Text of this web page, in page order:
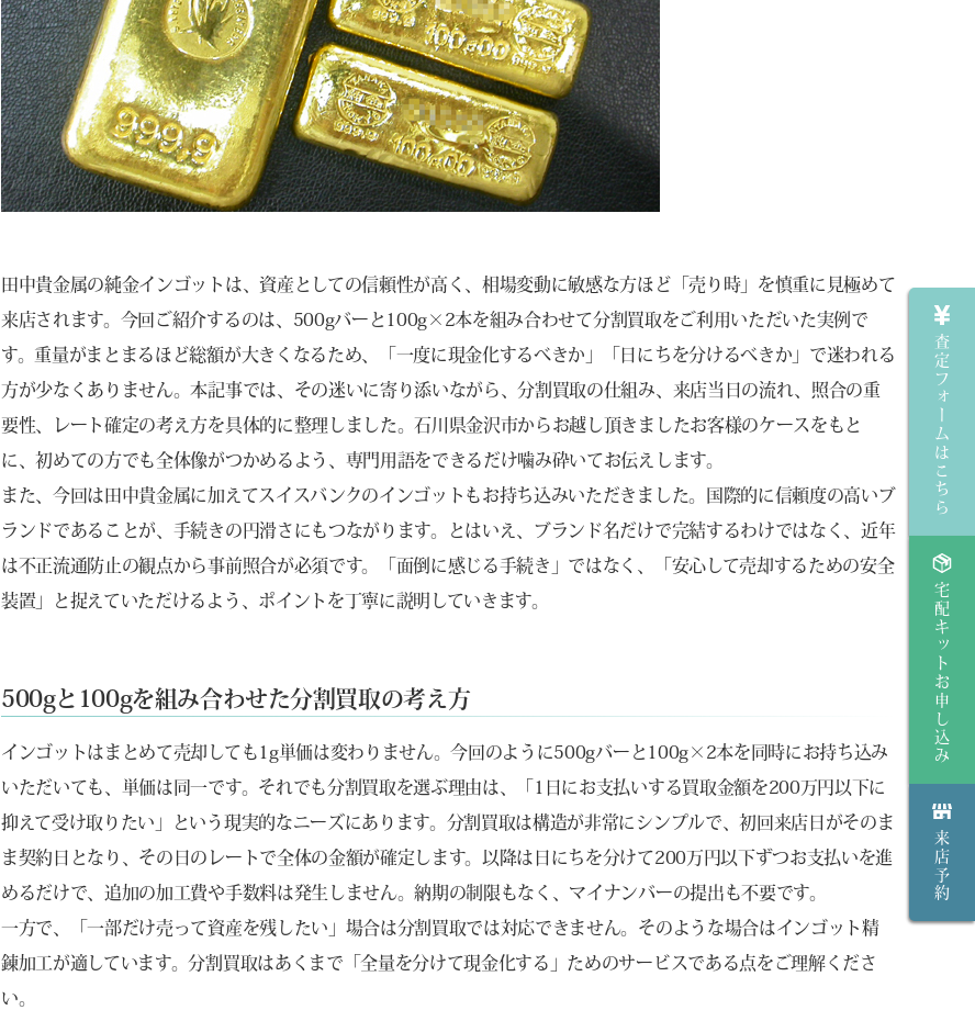
田中貴金属の純金インゴットは、資産としての信頼性が高く、相場変動に敏感な方ほど「売り時」を慎重に見極めて
来店されます。今回ご紹介するのは、500gバーと100g×2本を組み合わせて分割買取をご利用いただいた実例で
す。重量がまとまるほど総額が大きくなるため、「一度に現金化するべきか」「日にちを分けるべきか」で迷われる
方が少なくありません。本記事では、その迷いに寄り添いながら、分割買取の仕組み、来店当日の流れ、照合の重
要性、レート確定の考え方を具体的に整理しました。石川県金沢市からお越し頂きましたお客様のケースをもと
に、初めての方でも全体像がつかめるよう、専門用語をできるだけ噛み砕いてお伝えします。
また、今回は田中貴金属に加えてスイスバンクのインゴットもお持ち込みいただきました。国際的に信頼度の高いブ
ランドであることが、手続きの円滑さにもつながります。とはいえ、ブランド名だけで完結するわけではなく、近年
は不正流通防止の観点から事前照合が必須です。「面倒に感じる手続き」ではなく、「安心して売却するための安全
装置」と捉えていただけるよう、ポイントを丁寧に説明していきます。
500gと100gを組み合わせた分割買取の考え方
インゴットはまとめて売却しても1g単価は変わりません。今回のように500gバーと100g×2本を同時にお持ち込み
いただいても、単価は同一です。それでも分割買取を選ぶ理由は、「1日にお支払いする買取金額を200万円以下に
抑えて受け取りたい」という現実的なニーズにあります。分割買取は構造が非常にシンプルで、初回来店日がそのま
ま契約日となり、その日のレートで全体の金額が確定します。以降は日にちを分けて200万円以下ずつお支払いを進
めるだけで、追加の加工費や手数料は発生しません。納期の制限もなく、マイナンバーの提出も不要です。
一方で、「一部だけ売って資産を残したい」場合は分割買取では対応できません。そのような場合はインゴット精
錬加工が適しています。分割買取はあくまで「全量を分けて現金化する」ためのサービスである点をご理解くださ
い。
査定フォームはこちら
宅配キットお申し込み
来店予約